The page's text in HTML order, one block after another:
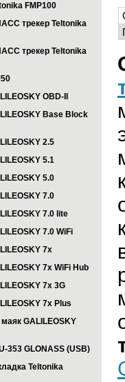
FMP100
трекер Teltonika
трекер Teltonika
OBD-II
Base Block
2.5
5.1
5.0
7.0
7.0 lite
7.0 WiFi
7x
7x WiFi Hub
7x 3G
7x Plus
GALILEOSKY
353 GLONASS (USB)
Teltonika